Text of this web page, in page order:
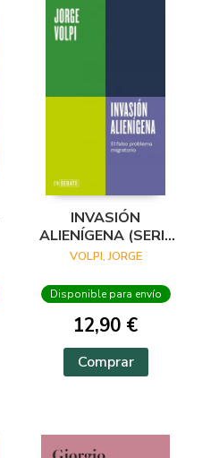
INVASIÓN
ALIENÍGENA (SERIE
ENDEBATE)
VOLPI, JORGE
Disponible para envío
12,90 €
Comprar